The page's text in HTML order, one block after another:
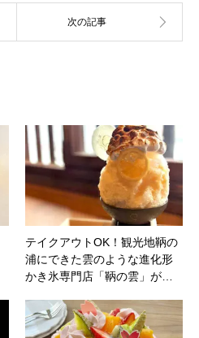
テイクアウトOK！観光地鞆の
浦にできた雲のような進化形
かき氷専門店「鞆の雲」が…